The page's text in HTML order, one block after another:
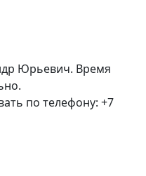
Юрьевич. Время
по телефону: +7